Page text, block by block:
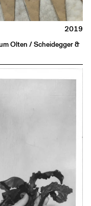
Olten / Scheidegger &
2019